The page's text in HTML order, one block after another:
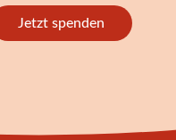
Jetzt spenden